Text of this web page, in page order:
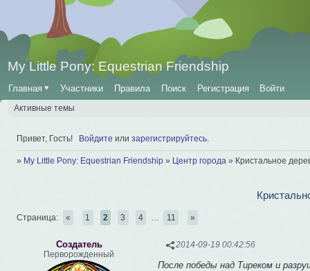
My Little Pony: Equestrian Friendship
Главная ♥ Участники Правила Поиск Регистрация Войти
Активные темы
Привет, Гость! Войдите или зарегистрируйтесь
» My Little Pony: Equestrian Friendship » Центр города » Кристальное
Страница: « 1 2 3 4 11 »
2014-09-19 00:42:56
Создатель
Перворожденный
После победы над Тиреком и